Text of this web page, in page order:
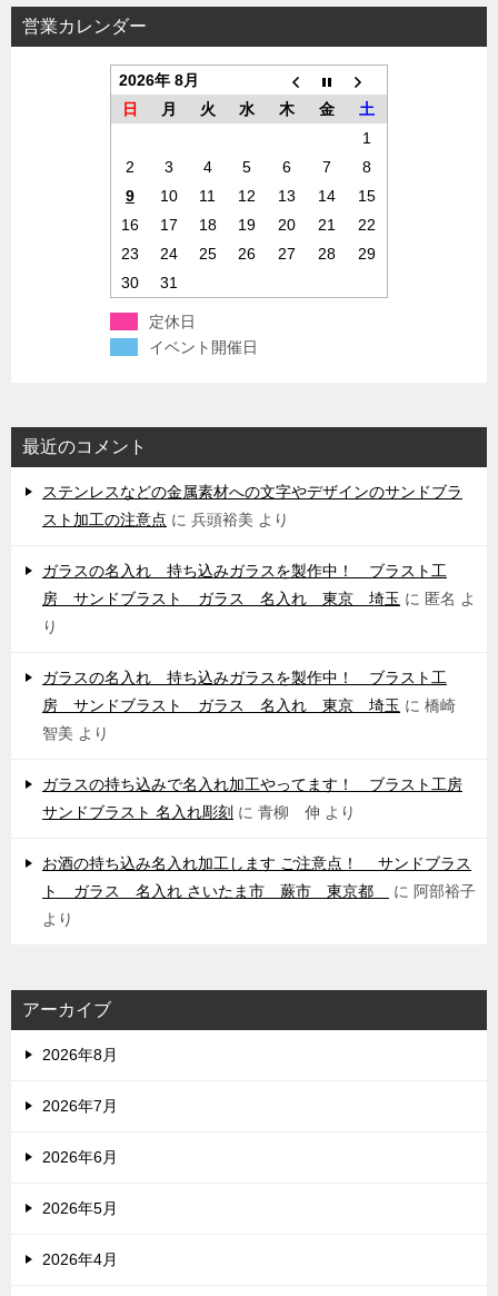
営業カレンダー
2026年 8月
日
月 火 水 木 金
土
1
2
3 4 5 6 7
8
9
10 11 12 13 14
15
16
17 18 19 20 21
22
23
24 25 26 27 28
29
30
31
定休日
イベント開催日
最近のコメント
ステンレスなどの金属素材への文字やデザインのサンドブラ
スト加工の注意点 に 兵頭裕美 より
ガラスの名入れ 持ち込みガラスを製作中！ ブラスト工
房 サンドブラスト ガラス 名入れ 東京 埼玉 に 匿名 よ
り
ガラスの名入れ 持ち込みガラスを製作中！ ブラスト工
房 サンドブラスト ガラス 名入れ 東京 埼玉 に 橋崎
智美 より
ガラスの持ち込みで名入れ加工やってます！ ブラスト工房
サンドブラスト 名入れ彫刻 に 青柳 伸 より
お酒の持ち込み名入れ加工します ご注意点！ サンドブラス
ト ガラス 名入れ さいたま市 蕨市 東京都
に 阿部裕子
より
アーカイブ
2026年8月
2026年7月
2026年6月
2026年5月
2026年4月